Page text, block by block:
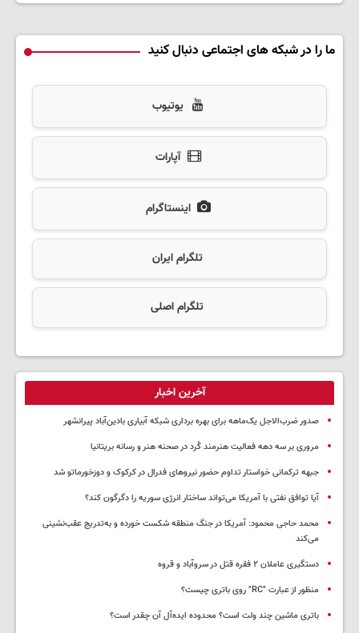
ما را در شبکه های اجتماعی دنبال کنید
یوتیوب
آپارات
اینستاگرام
تلگرام ایران
تلگرام اصلی
آخرین اخبار
صدور ضرب‌الاجل یک‌ماهه برای بهره برداری شبکه آبیاری بادین‌آباد پیرانشهر
مروری بر سه دهه فعالیت هنرمند کُرد در صحنه هنر و رسانه بریتانیا
جبهه ترکمانی خواستار تداوم حضور نیروهای فدرال در کرکوک و دوزخورماتو شد
آیا توافق نفتی با آمریکا می‌تواند ساختار انرژی سوریه را دگرگون کند؟
محمد حاجی محمود: آمریکا در جنگ منطقه شکست خورده و به‌تدریج عقب‌نشینی
می‌کند
دستگیری عاملان ۲ فقره قتل در سروآباد و قروه
منظور از عبارت "RC" روی باتری چیست؟
باتری ماشین چند ولت است؟ محدوده ایده‌آل آن چقدر است؟